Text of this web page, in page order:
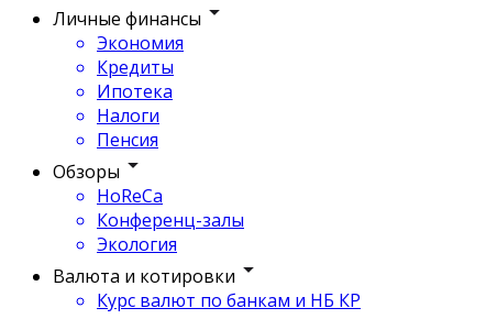
Личные финансы
Экономия
Кредиты
Ипотека
Налоги
Пенсия
Обзоры
HoReCa
Конференц-залы
Экология
Валюта и котировки
Курс валют по банкам и НБ КР